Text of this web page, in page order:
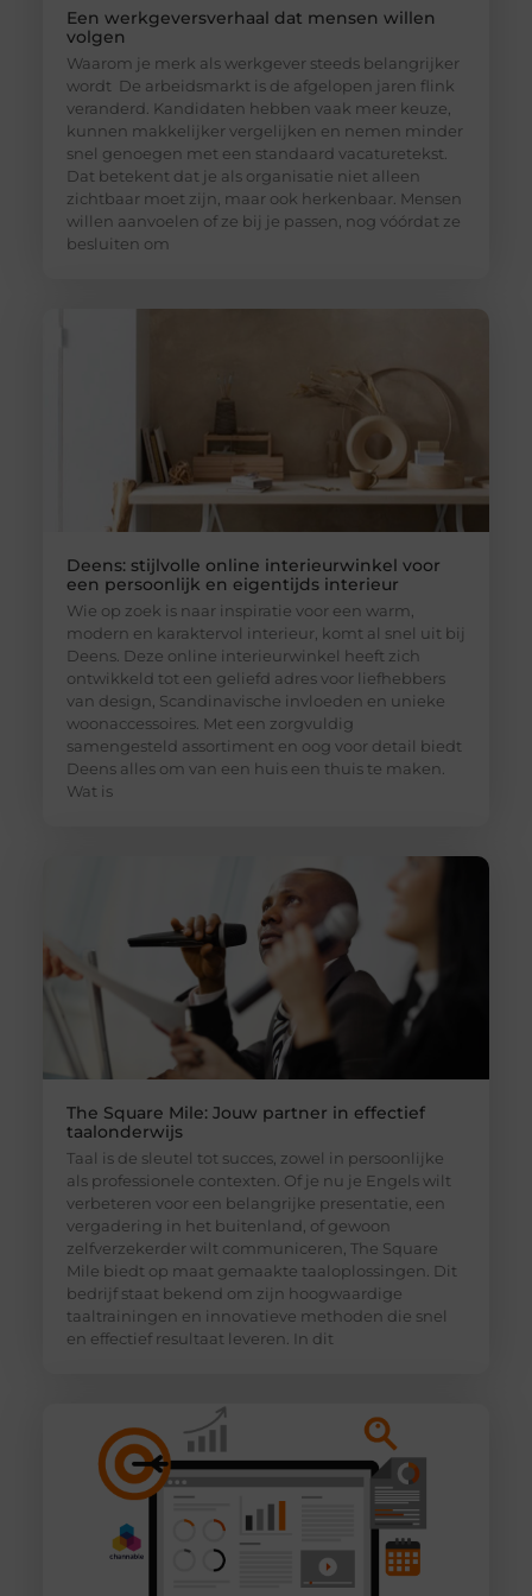
Een werkgeversverhaal dat mensen willen
volgen
Waarom je merk als werkgever steeds belangrijker
wordt De arbeidsmarkt is de afgelopen jaren flink
veranderd. Kandidaten hebben vaak meer keuze,
kunnen makkelijker vergelijken en nemen minder
snel genoegen met een standaard vacaturetekst.
Dat betekent dat je als organisatie niet alleen
zichtbaar moet zijn, maar ook herkenbaar. Mensen
willen aanvoelen of ze bij je passen, nog vóórdat ze
besluiten om
Deens: stijlvolle online interieurwinkel voor
een persoonlijk en eigentijds interieur
Wie op zoek is naar inspiratie voor een warm,
modern en karaktervol interieur, komt al snel uit bij
Deens. Deze online interieurwinkel heeft zich
ontwikkeld tot een geliefd adres voor liefhebbers
van design, Scandinavische invloeden en unieke
woonaccessoires. Met een zorgvuldig
samengesteld assortiment en oog voor detail biedt
Deens alles om van een huis een thuis te maken.
Wat is
The Square Mile: Jouw partner in effectief
taalonderwijs
Taal is de sleutel tot succes, zowel in persoonlijke
als professionele contexten. Of je nu je Engels wilt
verbeteren voor een belangrijke presentatie, een
vergadering in het buitenland, of gewoon
zelfverzekerder wilt communiceren, The Square
Mile biedt op maat gemaakte taaloplossingen. Dit
bedrijf staat bekend om zijn hoogwaardige
taaltrainingen en innovatieve methoden die snel
en effectief resultaat leveren. In dit